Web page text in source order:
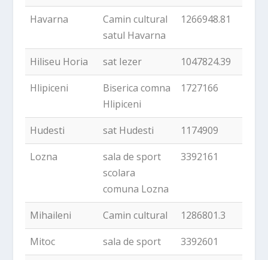
Havarna
Camin cultural
satul Havarna
1266948.81
Hiliseu Horia sat Iezer
1047824.39
Hlipiceni
Biserica comna
Hlipiceni
1727166
Hudesti sat Hudesti
1174909
Lozna
sala de sport
scolara
comuna Lozna
3392161
Mihaileni Camin cultural
1286801.3
Mitoc
sala de sport
3392601